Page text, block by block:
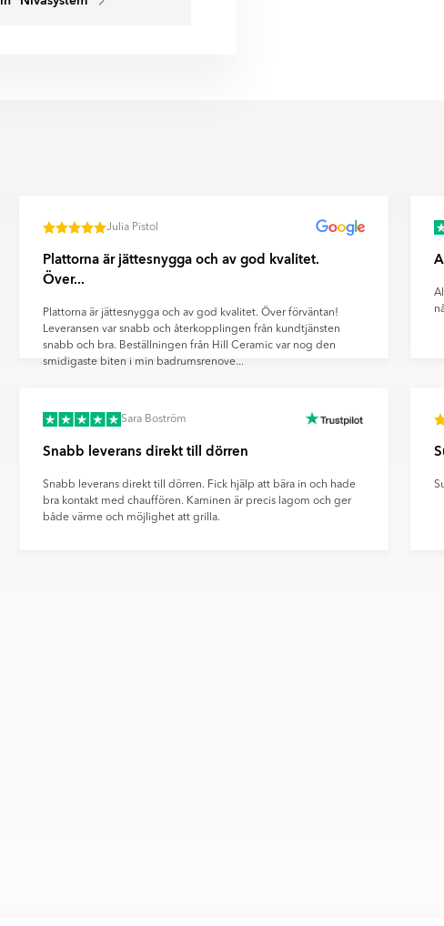
och andra faktorer.
av biobränslen och
du till en mer hållbar
Julia Pistol
Plattorna är jättesnygga och av god kvalitet.
Över...
Plattorna är jättesnygga och av god kvalitet. Över förväntan!
Leveransen var snabb och återkopplingen från kundtjänsten
snabb och bra. Beställningen från Hill Ceramic var nog den
smidigaste biten i min badrumsrenove...
Sara Boström
Snabb leverans direkt till dörren
Snabb leverans direkt till dörren. Fick hjälp att bära in och hade
bra kontakt med chauffören. Kaminen är precis lagom och ger
både värme och möjlighet att grilla.